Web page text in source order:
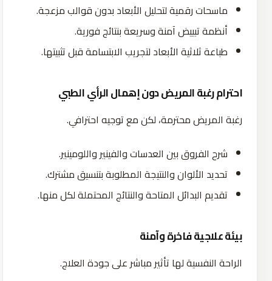
ماسحات رقمية لتحليل الأبعاد بدون قوالب مزعجة.
أنظمة تبييض آمنة وسريعة بنتائج فورية.
طباعة ثلاثية الأبعاد لتجريب الابتسامة قبل تثبيتها.
احترام رغبة المريض دون إهمال الرأي الطبي
رغبة المريض محترمة، لكن مع توجيه احترافي.
شرح الفروق بين العدسات والفينير واللومينير.
تحديد الألوان والنتيجة المطلوبة بتنسيق مشترك.
تقديم البدائل المتاحة والنتائج المحتملة لكل منها.
بيئة علاجية فاخرة وآمنة
الراحة النفسية لها تأثير مباشر على جودة العلاج.